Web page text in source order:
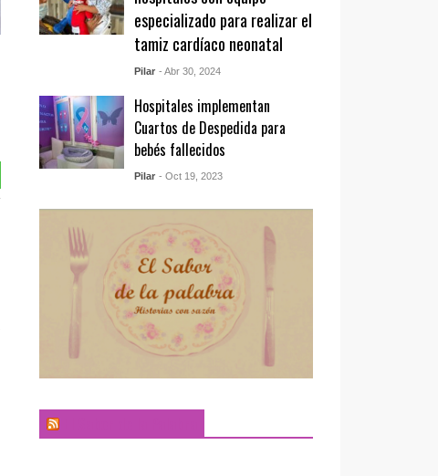
especializado para realizar el
tamiz cardíaco neonatal
Pilar - Abr 30, 2024
Hospitales implementan
Cuartos de Despedida para
bebés fallecidos
Pilar - Oct 19, 2023